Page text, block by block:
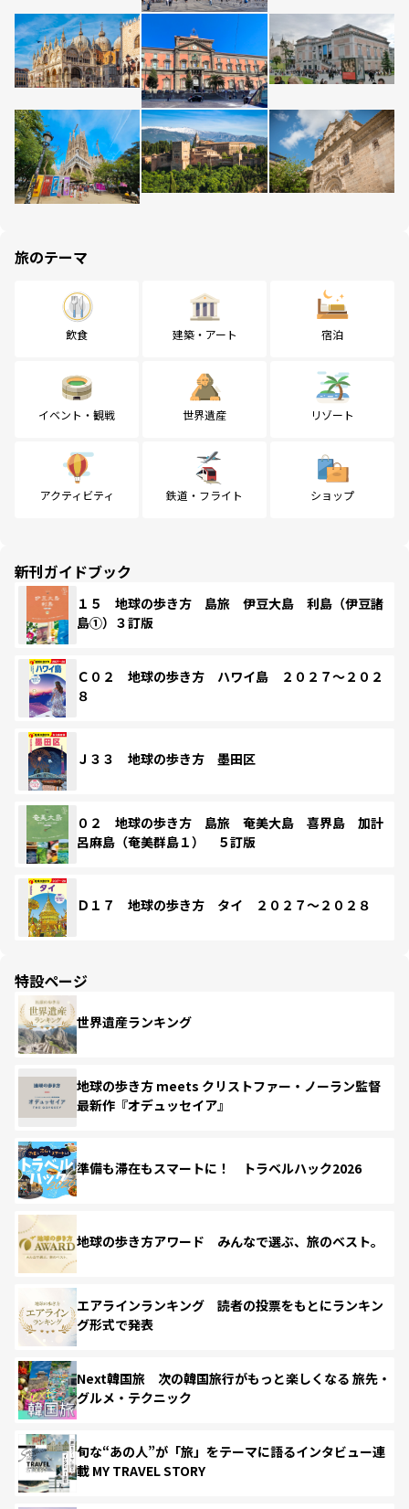
旅のテーマ
飲食 建築・アート 宿泊
イベント・観戦 世界遺産 リゾート
アクティビティ 鉄道・フライト ショップ
新刊ガイドブック
１５ 地球の歩き方 島旅 伊豆大島 利島（伊豆諸
島①）３訂版
Ｃ０２ 地球の歩き方 ハワイ島 ２０２７～２０２
８
Ｊ３３ 地球の歩き方 墨田区
０２ 地球の歩き方 島旅 奄美大島 喜界島 加計
呂麻島（奄美群島１） ５訂版
Ｄ１７ 地球の歩き方 タイ ２０２７～２０２８
特設ページ
世界遺産ランキング
地球の歩き方 meets クリストファー・ノーラン監督
最新作『オデュッセイア』
準備も滞在もスマートに！ トラベルハック2026
地球の歩き方アワード みんなで選ぶ、旅のベスト。
エアラインランキング 読者の投票をもとにランキン
グ形式で発表
Next韓国旅 次の韓国旅行がもっと楽しくなる 旅先・
グルメ・テクニック
旬な“あの人”が「旅」をテーマに語るインタビュー連
載 MY TRAVEL STORY